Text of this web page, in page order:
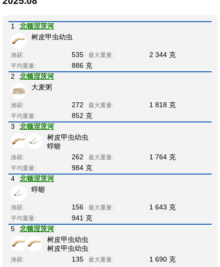
1
北顿涅茨河
树皮甲虫幼虫
渔获: 535 最大重量: 2 344 克
平均重量:
886 克
2
北顿涅茨河
大麦粥
渔获: 272 最大重量: 1 818 克
平均重量:
852 克
3
北顿涅茨河
树皮甲虫幼虫
蜉蝣
渔获: 262 最大重量: 1 764 克
平均重量:
984 克
4
北顿涅茨河
蜉蝣
渔获: 156 最大重量: 1 643 克
平均重量:
941 克
5
北顿涅茨河
树皮甲虫幼虫
树皮甲虫幼虫
渔获: 135 最大重量: 1 690 克